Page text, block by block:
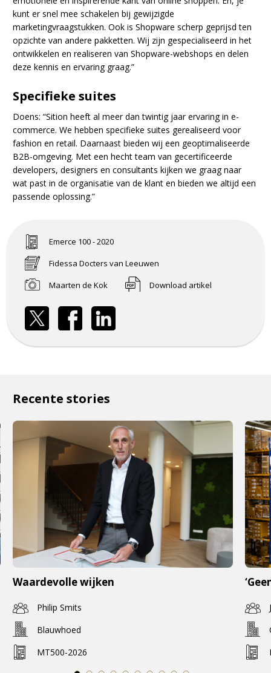
kunt er snel mee schakelen bij gewijzigde
marketingvraagstukken. Ook is Shopware scherp geprijsd ten
opzichte van andere pakketten. Wij zijn gespecialiseerd in het
ontwikkelen en realiseren van Shopware-webshops en delen
deze kennis en ervaring graag.”
Specifieke suites
Doens: “Sition heeft al meer dan twintig jaar ervaring in e-
commerce. We hebben specifieke suites gerealiseerd voor
fashion en retail. Daarnaast bieden wij een geoptimaliseerde
B2B-omgeving. Met een hecht team van gecertificeerde
developers, designers en consultants kijken we graag naar
wat past in de organisatie van de klant en bieden we altijd een
passende oplossing.”
Emerce 100 - 2020
Fidessa Docters van Leeuwen
Maarten de Kok
Download artikel
Recente stories
Waardevolle wijken
Philip Smits
Blauwhoed
MT500-2026